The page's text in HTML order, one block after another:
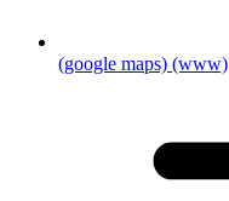
(google maps) (www)